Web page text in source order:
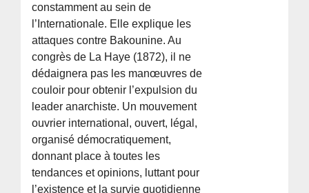
constamment au sein de
l’Internationale. Elle explique les
attaques contre Bakounine. Au
congrès de La Haye (1872), il ne
dédaignera pas les manœuvres de
couloir pour obtenir l’expulsion du
leader anarchiste. Un mouvement
ouvrier international, ouvert, légal,
organisé démocratiquement,
donnant place à toutes les
tendances et opinions, luttant pour
l’existence et la survie quotidienne